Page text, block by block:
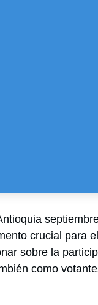
crucial para el
participación de